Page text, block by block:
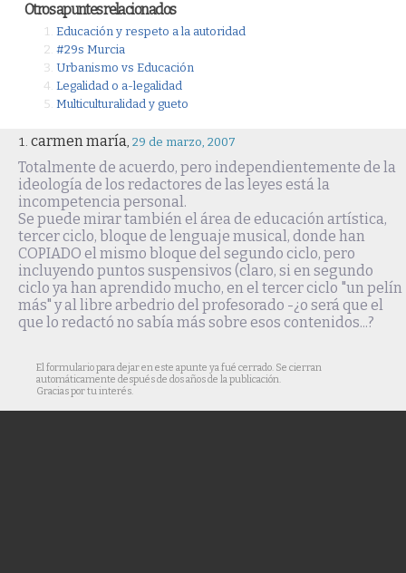
Otros apuntes relacionados
Educación y respeto a la autoridad
#29s Murcia
Urbanismo vs Educación
Legalidad o a-legalidad
Multiculturalidad y gueto
carmen maría, 29 de marzo, 2007
Totalmente de acuerdo, pero independientemente de la
ideología de los redactores de las leyes está la
incompetencia personal.
Se puede mirar también el área de educación artística,
tercer ciclo, bloque de lenguaje musical, donde han
COPIADO el mismo bloque del segundo ciclo, pero
incluyendo puntos suspensivos (claro, si en segundo
ciclo ya han aprendido mucho, en el tercer ciclo "un pelín
más" y al libre arbedrio del profesorado -¿o será que el
que lo redactó no sabía más sobre esos contenidos...?
El formulario para dejar en este apunte ya fué cerrado. Se cierran
automáticamente después de dos años de la publicación.
Gracias por tu interés.